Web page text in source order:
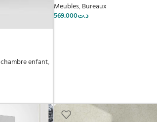
chambre enfant,
Meubles,Bureaux
د.ت569.000